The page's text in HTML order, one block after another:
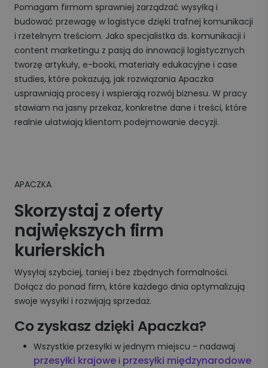
Pomagam firmom sprawniej zarządzać wysyłką i
budować przewagę w logistyce dzięki trafnej komunikacji
i rzetelnym treściom. Jako specjalistka ds. komunikacji i
content marketingu z pasją do innowacji logistycznych
tworzę artykuły, e-booki, materiały edukacyjne i case
studies, które pokazują, jak rozwiązania Apaczka
usprawniają procesy i wspierają rozwój biznesu. W pracy
stawiam na jasny przekaz, konkretne dane i treści, które
realnie ułatwiają klientom podejmowanie decyzji.
APACZKA
Skorzystaj z oferty
największych firm
kurierskich
Wysyłaj szybciej, taniej i bez zbędnych formalności.
Dołącz do ponad firm, które każdego dnia optymalizują
swoje wysyłki i rozwijają sprzedaż.
Co zyskasz dzięki Apaczka?
Wszystkie przesyłki w jednym miejscu - nadawaj
przesyłki krajowe i przesyłki międzynarodowe